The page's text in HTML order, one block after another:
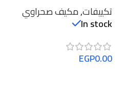
تكييفات,مكيف صحراوي
In stock
EGP0.00